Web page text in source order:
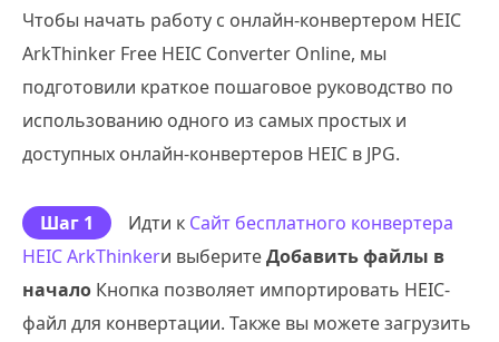
Чтобы начать работу с онлайн-конвертером HEIC
ArkThinker Free HEIC Converter Online, мы
подготовили краткое пошаговое руководство по
использованию одного из самых простых и
доступных онлайн-конвертеров HEIC в JPG.
Шаг 1 Идти к Сайт бесплатного конвертера
HEIC ArkThinkerи выберитеДобавить файлы в
начало Кнопка позволяет импортировать HEIC-
файл для конвертации. Также вы можете загрузить